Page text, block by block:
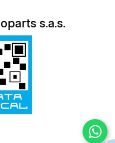
s.a.s.